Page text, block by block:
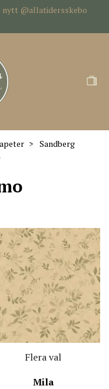
nytt @allatidersskebo
Sandberg
Flera val
Mila